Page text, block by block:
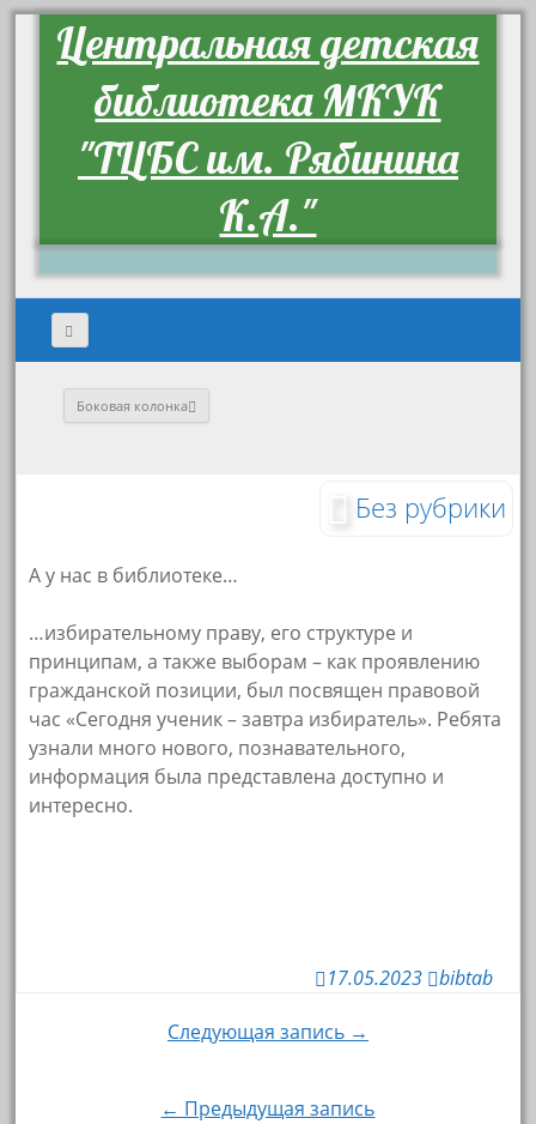
Центральная детская
библиотека МКУК
"ТЦБС им. Рябинина
К.А."
Боковая колонка
Без рубрики
А у нас в библиотеке…
…избирательному праву, его структуре и
принципам, а также выборам – как проявлению
гражданской позиции, был посвящен правовой
час «Сегодня ученик – завтра избиратель». Ребята
узнали много нового, познавательного,
информация была представлена доступно и
интересно.
17.05.2023 bibtab
НавигацияСледующая запись →
← Предыдущая запись